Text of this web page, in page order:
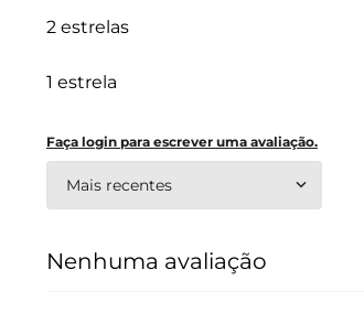
2 estrelas
1 estrela
Faça login para escrever uma avaliação.
Mais recentes
Nenhuma avaliação